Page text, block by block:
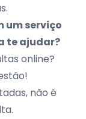
um serviço
te ajudar?
online?
não é